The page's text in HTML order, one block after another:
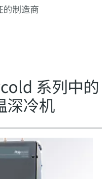
的制造商
系列中的
深冷机